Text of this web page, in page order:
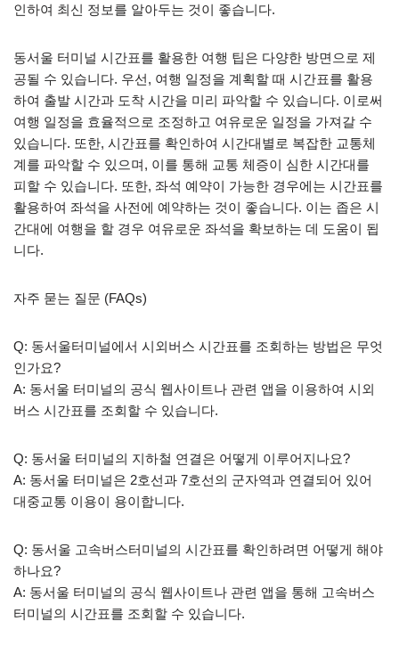
인하여 최신 정보를 알아두는 것이 좋습니다.
동서울 터미널 시간표를 활용한 여행 팁은 다양한 방면으로 제
공될 수 있습니다. 우선, 여행 일정을 계획할 때 시간표를 활용
하여 출발 시간과 도착 시간을 미리 파악할 수 있습니다. 이로써
여행 일정을 효율적으로 조정하고 여유로운 일정을 가져갈 수
있습니다. 또한, 시간표를 확인하여 시간대별로 복잡한 교통체
계를 파악할 수 있으며, 이를 통해 교통 체증이 심한 시간대를
피할 수 있습니다. 또한, 좌석 예약이 가능한 경우에는 시간표를
활용하여 좌석을 사전에 예약하는 것이 좋습니다. 이는 좁은 시
간대에 여행을 할 경우 여유로운 좌석을 확보하는 데 도움이 됩
니다.
자주 묻는 질문 (FAQs)
Q: 동서울터미널에서 시외버스 시간표를 조회하는 방법은 무엇
인가요?
A: 동서울 터미널의 공식 웹사이트나 관련 앱을 이용하여 시외
버스 시간표를 조회할 수 있습니다.
Q: 동서울 터미널의 지하철 연결은 어떻게 이루어지나요?
A: 동서울 터미널은 2호선과 7호선의 군자역과 연결되어 있어
대중교통 이용이 용이합니다.
Q: 동서울 고속버스터미널의 시간표를 확인하려면 어떻게 해야
하나요?
A: 동서울 터미널의 공식 웹사이트나 관련 앱을 통해 고속버스
터미널의 시간표를 조회할 수 있습니다.